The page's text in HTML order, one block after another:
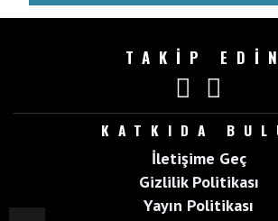
TAKİP EDİN
KATKIDA
İletişime Geç
Gizlilik Politikası
Yayın Politikası